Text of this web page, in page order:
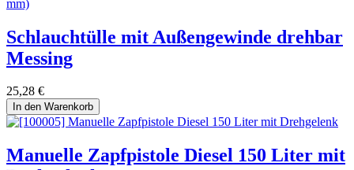
Schlauchtülle mit Außengewinde drehbar
Messing
25,28 €
In den Warenkorb
Manuelle Zapfpistole Diesel 150 Liter mit